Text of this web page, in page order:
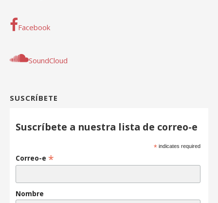
Facebook
SoundCloud
SUSCRÍBETE
Suscríbete a nuestra lista de correo-e
* indicates required
Correo-e *
Nombre